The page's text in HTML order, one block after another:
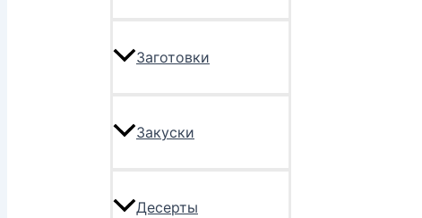
Заготовки
Закуски
Десерты